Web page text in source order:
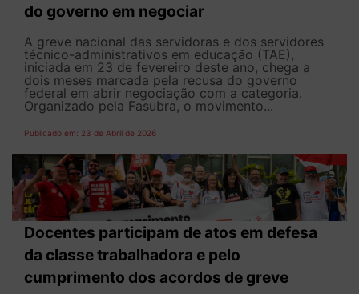
do governo em negociar
A greve nacional das servidoras e dos servidores
técnico-administrativos em educação (TAE),
iniciada em 23 de fevereiro deste ano, chega a
dois meses marcada pela recusa do governo
federal em abrir negociação com a categoria.
Organizado pela Fasubra, o movimento...
Publicado em: 23 de Abril de 2026
Docentes participam de atos em defesa
da classe trabalhadora e pelo
cumprimento dos acordos de greve